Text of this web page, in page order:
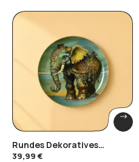
Rundes Dekoratives
Metalltablett – Emaille-
39,99 €